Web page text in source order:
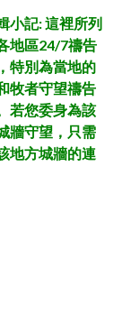
小記: 這裡所列
地區24/7禱告
特別為當地的
牧者守望禱告
若您委身為該
牆守望，只需
地方城牆的連